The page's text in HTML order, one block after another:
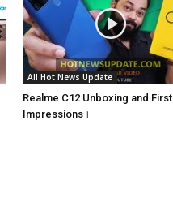
All Hot News Update
Realme C12 Unboxing and First
Impressions।